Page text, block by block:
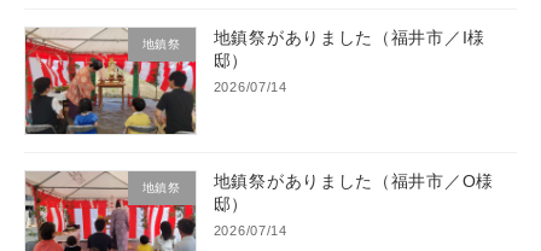
地鎮祭
地鎮祭がありました（福井市／I様
邸）
2026/07/14
地鎮祭
地鎮祭がありました（福井市／O様
邸）
2026/07/14